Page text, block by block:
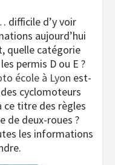
difficile d’y voir
aujourd’hui
quelle catégorie
permis D ou E ?
école à Lyon est-
cyclomoteurs
ce titre des règles
de deux-roues ?
les informations